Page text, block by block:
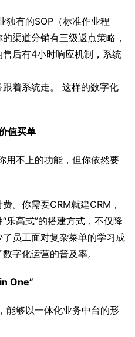
独有的SOP（标准作业程
渠道分销有三级返点策略，
后有4小时响应机制，系统
着系统走。 这样的数字化
值买单
用不上的功能，但你依然要
。你需要CRM就建CRM，
乐高式”的搭建方式，不仅降
员工面对复杂菜单的学习成
字化运营的普及率。
One”
能够以一体化业务中台的形